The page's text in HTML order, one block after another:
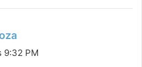
e
i
9:32 PM